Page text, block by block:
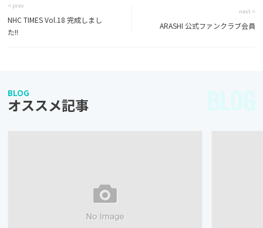
< prev
NHC TIMES Vol.18 完成しまし
た!!
next >
ARASHI 公式ファンクラブ会員
BLOG
オススメ記事